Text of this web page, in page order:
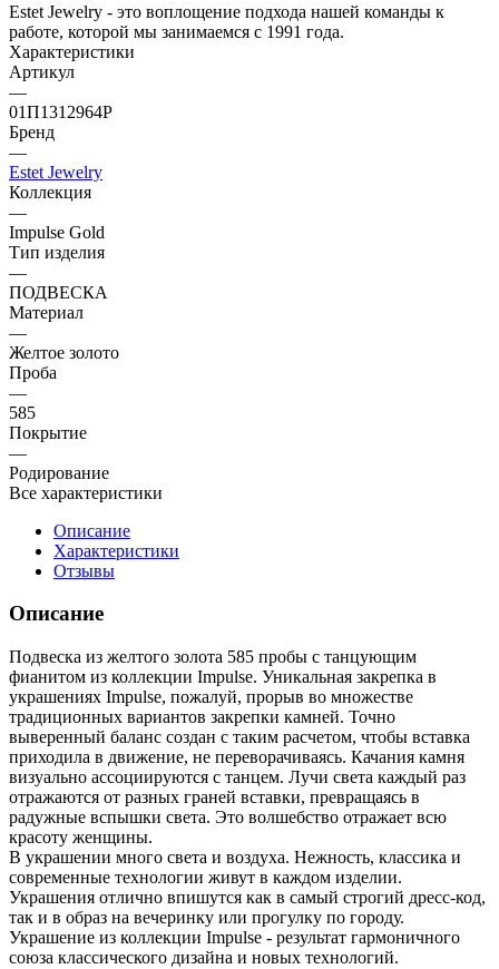
Estet Jewelry - это воплощение подхода нашей команды к
работе, которой мы занимаемся с 1991 года.
Характеристики
Артикул
—
01П1312964Р
Бренд
—
Estet Jewelry
Коллекция
—
Impulse Gold
Тип изделия
—
ПОДВЕСКА
Материал
—
Желтое золото
Проба
—
585
Покрытие
—
Родирование
Все характеристики
Описание
Характеристики
Отзывы
Описание
Подвеска из желтого золота 585 пробы с танцующим
фианитом из коллекции Impulse. Уникальная закрепка в
украшениях Impulse, пожалуй, прорыв во множестве
традиционных вариантов закрепки камней. Точно
выверенный баланс создан с таким расчетом, чтобы вставка
приходила в движение, не переворачиваясь. Качания камня
визуально ассоциируются с танцем. Лучи света каждый раз
отражаются от разных граней вставки, превращаясь в
радужные вспышки света. Это волшебство отражает всю
красоту женщины.
В украшении много света и воздуха. Нежность, классика и
современные технологии живут в каждом изделии.
Украшения отлично впишутся как в самый строгий дресс-код,
так и в образ на вечеринку или прогулку по городу.
Украшение из коллекции Impulse - результат гармоничного
союза классического дизайна и новых технологий.